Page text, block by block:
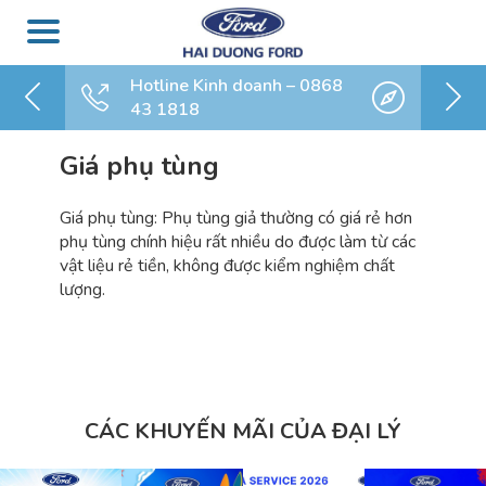
Hotline Kinh doanh – 0868
43 1818
Giá phụ tùng
Giá phụ tùng: Phụ tùng giả thường có giá rẻ hơn
phụ tùng chính hiệu rất nhiều do được làm từ các
vật liệu rẻ tiền, không được kiểm nghiệm chất
lượng.
CÁC KHUYẾN MÃI CỦA ĐẠI LÝ